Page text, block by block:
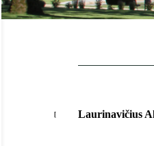
Laurinavičius